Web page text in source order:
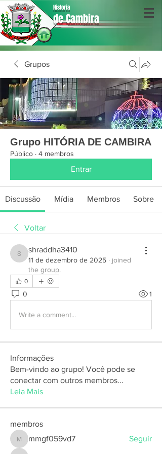
de Cambira
Historia
Grupos
Grupo HITÓRIA DE CAMBIRA
Público · 4 membros
Entrar
Discussão Mídia Membros Sobre
Voltar
shraddha3410
shraddha3410
11 de dezembro de 2025 · joined
the group.
0
0 1
Write a comment...
Informações
Bem-vindo ao grupo! Você pode se
conectar com outros membros...
Leia Mais
membros
mmgf059vd7
mmgf059vd7 Seguir